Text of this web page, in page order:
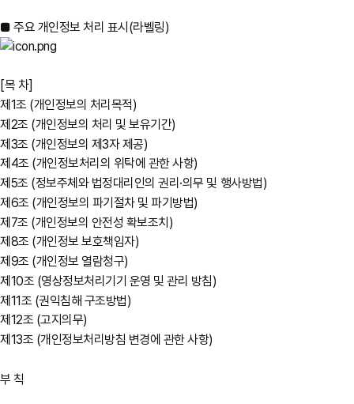
■ 주요 개인정보 처리 표시(라벨링)
[목 차]
제1조 (개인정보의 처리목적)
제2조 (개인정보의 처리 및 보유기간)
제3조 (개인정보의 제3자 제공)
제4조 (개인정보처리의 위탁에 관한 사항)
제5조 (정보주체와 법정대리인의 권리·의무 및 행사방법)
제6조 (개인정보의 파기절차 및 파기방법)
제7조 (개인정보의 안전성 확보조치)
제8조 (개인정보 보호책임자)
제9조 (개인정보 열람청구)
제10조 (영상정보처리기기 운영 및 관리 방침)
제11조 (권익침해 구조방법)
제12조 (고지의무)
제13조 (개인정보처리방침 변경에 관한 사항)
부 칙